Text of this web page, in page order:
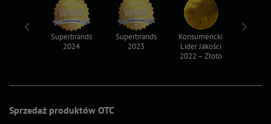
Sprzedaż produktów OTC
Superbrands
2024
Superbrands
2023
Konsumencki
Lider Jakości
2022 – Złoto